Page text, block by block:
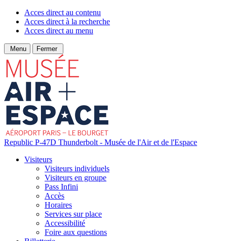
Acces direct au contenu
Acces direct à la recherche
Acces direct au menu
Menu Fermer
Republic P-47D Thunderbolt - Musée de l'Air et de l'Espace
Visiteurs
Visiteurs individuels
Visiteurs en groupe
Pass Infini
Accès
Horaires
Services sur place
Accessibilité
Foire aux questions